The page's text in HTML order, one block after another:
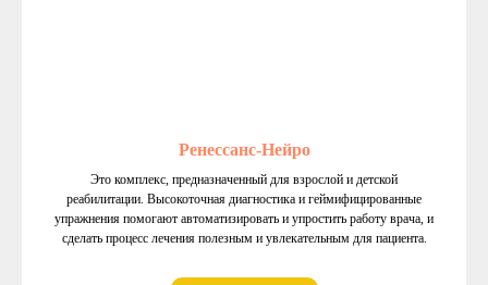
Ренессанс-Нейро
Это комплекс, предназначенный для взрослой и детской
реабилитации. Высокоточная диагностика и геймифицированные
упражнения помогают автоматизировать и упростить работу врача, и
сделать процесс лечения полезным и увлекательным для пациента.